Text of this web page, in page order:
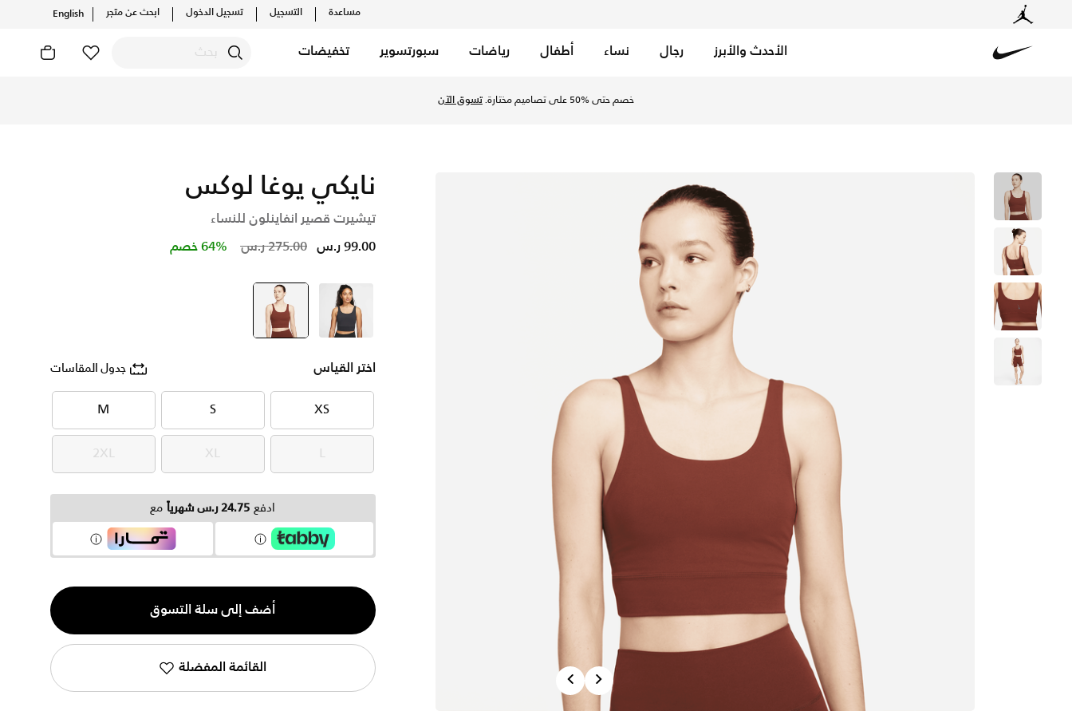
مساعدة التسجيل تسجيل الدخول ابحث عن متجر English
الأحدث والأبرز رجال نساء أطفال رياضات سبورتسوير تخفيضات
توصيل مجاني، إرجاع مجاني للمتجر، منتجات حصرية للأعضاء، وعروض خاصة لأعضائنا.
Next
نايكي يوغا لوكس
تيشيرت قصير انفاينلون للنساء
Price reduced from
275.00 ر.س to 99.00 ر.س 64% خصم
أسود selected
بنى
اختر القياس جدول المقاسات
XS
XS
S
S
M
M
L
L
XL
XL
2XL
2XL
ادفع 24.75 ر.س شهرياً مع
الكمية
1
أضف إلى سلة التسوق
القائمة المفضلة